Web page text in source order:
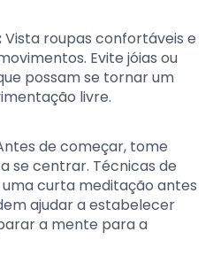
Vista roupas confortáveis e
Evite jóias ou
possam se tornar um
livre.
de começar, tome
se centrar. Técnicas de
curta meditação antes
ajudar a estabelecer
a mente para a